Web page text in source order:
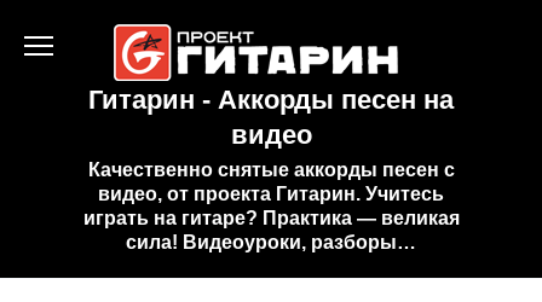
Гитарин - Аккорды песен на
видео
Качественно снятые аккорды песен с
видео, от проекта Гитарин. Учитесь
играть на гитаре? Практика — великая
сила! Видеоуроки, разборы…